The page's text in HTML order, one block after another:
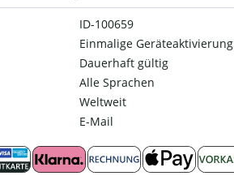
ID-100659
Einmalige Geräteaktivierung
Dauerhaft gültig
Alle Sprachen
Weltweit
E-Mail